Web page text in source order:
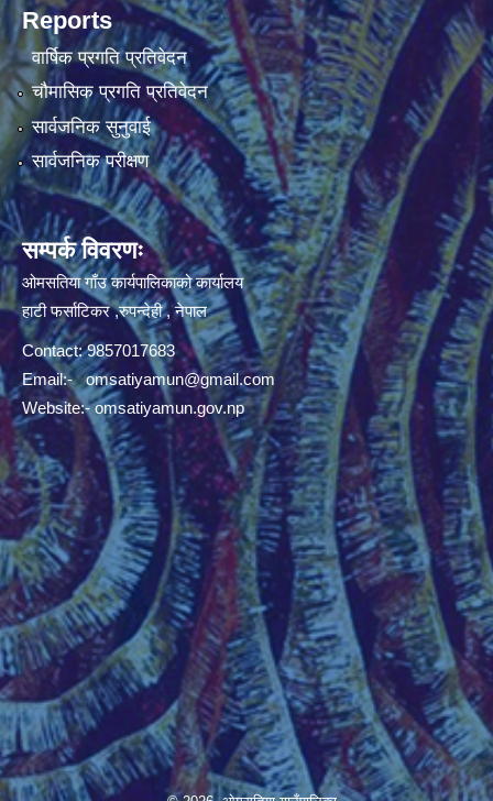
Reports
वार्षिक प्रगति प्रतिवेदन
चौमासिक प्रगति प्रतिवेदन
सार्वजनिक सुनुवाई
सार्वजनिक परीक्षण
सम्पर्क विवरणः
ओमसतिया गाँउ कार्यपालिकाको कार्यालय
हाटी फर्साटिकर ,रुपन्देही , नेपाल
Contact: 9857017683
Email:-omsatiyamun@gmail.com
Website:- omsatiyamun.gov.np